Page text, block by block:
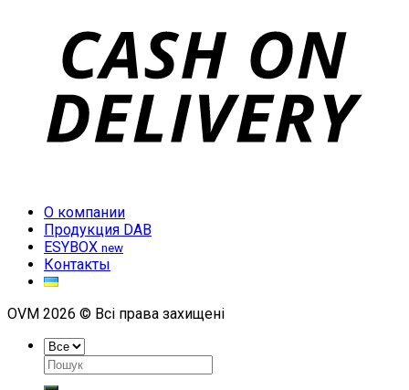
О компании
Продукция DAB
ESYBOX new
Контакты
OVM 2026 © Всі права захищені
Искать: